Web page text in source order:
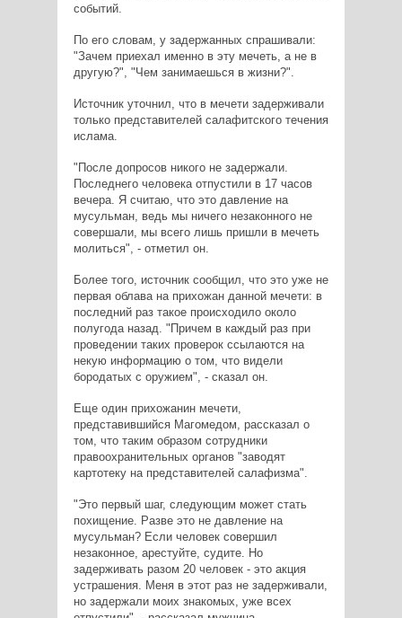
событий.
По его словам, у задержанных спрашивали:
"Зачем приехал именно в эту мечеть, а не в
другую?", "Чем занимаешься в жизни?".
Источник уточнил, что в мечети задерживали
только представителей салафитского течения
ислама.
"После допросов никого не задержали.
Последнего человека отпустили в 17 часов
вечера. Я считаю, что это давление на
мусульман, ведь мы ничего незаконного не
совершали, мы всего лишь пришли в мечеть
молиться", - отметил он.
Более того, источник сообщил, что это уже не
первая облава на прихожан данной мечети: в
последний раз такое происходило около
полугода назад. "Причем в каждый раз при
проведении таких проверок ссылаются на
некую информацию о том, что видели
бородатых с оружием", - сказал он.
Еще один прихожанин мечети,
представившийся Магомедом, рассказал о
том, что таким образом сотрудники
правоохранительных органов "заводят
картотеку на представителей салафизма".
"Это первый шаг, следующим может стать
похищение. Разве это не давление на
мусульман? Если человек совершил
незаконное, арестуйте, судите. Но
задерживать разом 20 человек - это акция
устрашения. Меня в этот раз не задерживали,
но задержали моих знакомых, уже всех